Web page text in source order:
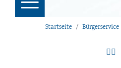
Startseite Bürgerservice